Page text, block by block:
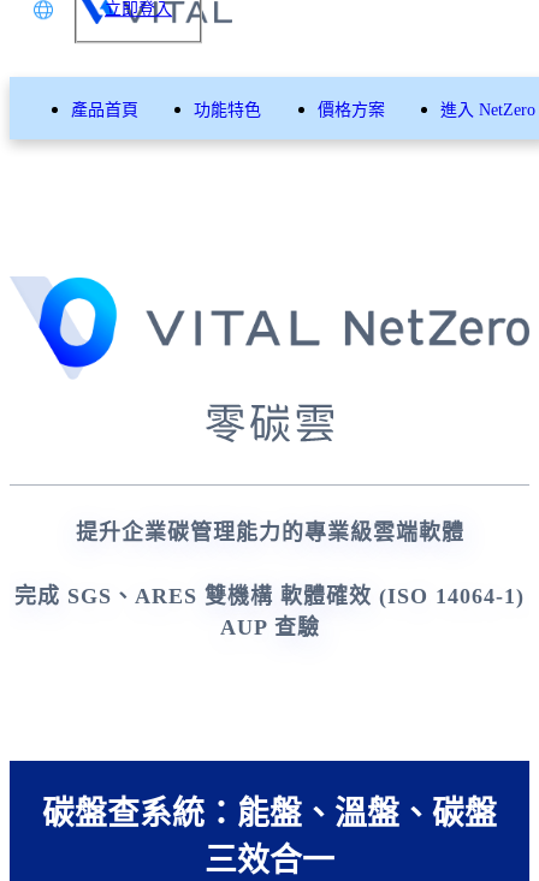
立即登入
產品首頁 功能特色 價格方案 進入 NetZero
提升企業碳管理能力的專業級雲端軟體
完成 SGS、ARES 雙機構 軟體確效 (ISO 14064-1)
AUP 查驗
碳盤查系統：能盤、溫盤、碳盤
三效合一